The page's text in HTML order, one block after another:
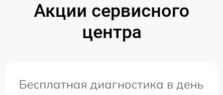
Акции сервисного
центра
Бесплатная диагностика в день